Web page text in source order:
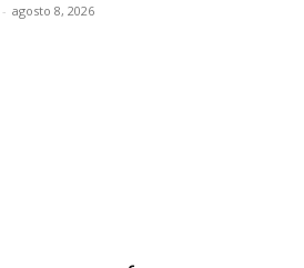
- agosto 8, 2026